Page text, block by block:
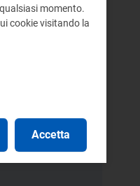
momento.
cookie visitando la
Accetta